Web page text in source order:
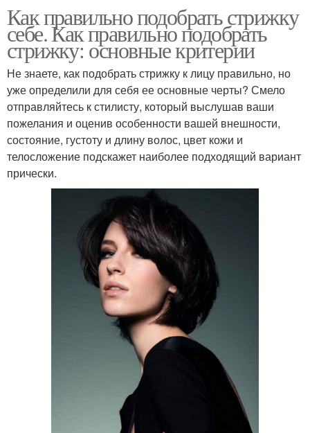
Как правильно подобрать стрижку
себе. Как правильно подобрать
стрижку: основные критерии
Не знаете, как подобрать стрижку к лицу правильно, но
уже определили для себя ее основные черты? Смело
отправляйтесь к стилисту, который выслушав ваши
пожелания и оценив особенности вашей внешности,
состояние, густоту и длину волос, цвет кожи и
телосложение подскажет наиболее подходящий вариант
прически.